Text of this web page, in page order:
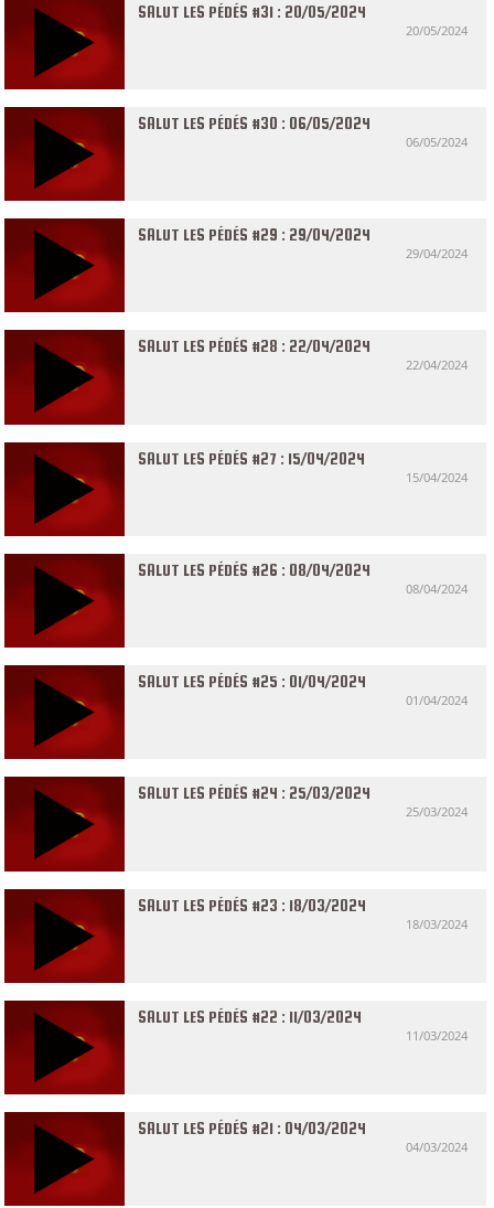
SALUT LES PÉDÉS #31 : 20/05/2024
20/05/2024
SALUT LES PÉDÉS #30 : 06/05/2024
06/05/2024
SALUT LES PÉDÉS #29 : 29/04/2024
29/04/2024
SALUT LES PÉDÉS #28 : 22/04/2024
22/04/2024
SALUT LES PÉDÉS #27 : 15/04/2024
15/04/2024
SALUT LES PÉDÉS #26 : 08/04/2024
08/04/2024
SALUT LES PÉDÉS #25 : 01/04/2024
01/04/2024
SALUT LES PÉDÉS #24 : 25/03/2024
25/03/2024
SALUT LES PÉDÉS #23 : 18/03/2024
18/03/2024
SALUT LES PÉDÉS #22 : 11/03/2024
11/03/2024
SALUT LES PÉDÉS #21 : 04/03/2024
04/03/2024